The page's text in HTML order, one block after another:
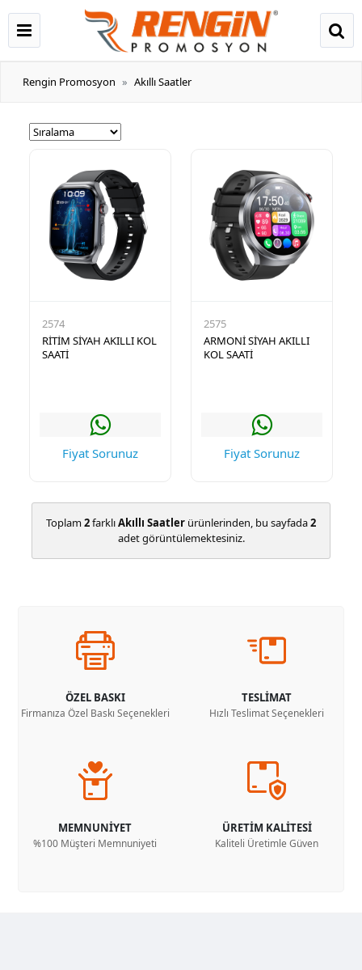
Rengin Promosyon Akıllı Saatler
2574
RİTİM SİYAH AKILLI KOL
SAATİ
Fiyat Sorunuz
2575
ARMONİ SİYAH AKILLI
KOL SAATİ
Fiyat Sorunuz
Toplam2farklıAkıllı Saatler ürünlerinden, bu sayfada2
adet görüntülemektesiniz.
ÖZEL BASKI
Firmanıza Özel Baskı Seçenekleri
TESLİMAT
Hızlı Teslimat Seçenekleri
MEMNUNİYET
%100 Müşteri Memnuniyeti
ÜRETİM KALİTESİ
Kaliteli Üretimle Güven